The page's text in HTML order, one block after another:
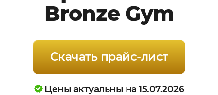
Bronze Gym
Скачать прайс-лист
Цены актуальны на 15.07.2026